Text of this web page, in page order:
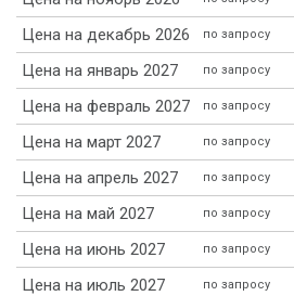
Цена на декабрь 2026 по запросу
Цена на январь 2027 по запросу
Цена на февраль 2027 по запросу
Цена на март 2027 по запросу
Цена на апрель 2027 по запросу
Цена на май 2027 по запросу
Цена на июнь 2027 по запросу
Цена на июль 2027 по запросу